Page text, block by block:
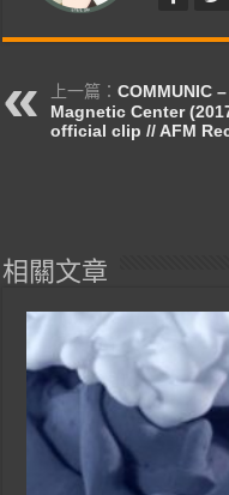
上一篇：COMMUNIC
Magnetic Center
official clip // AFM
相關文章